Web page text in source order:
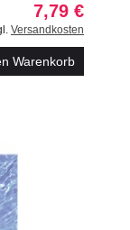
7,79 €
Versandkosten
Warenkorb